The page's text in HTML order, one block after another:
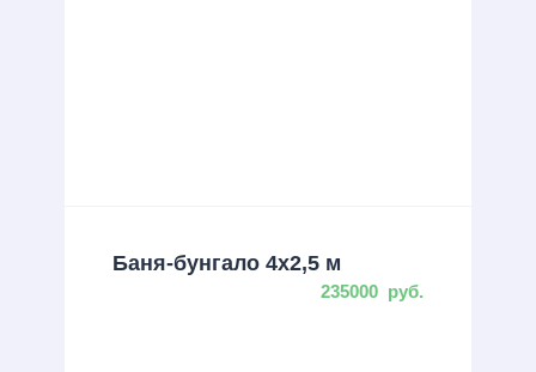
Баня-бунгало 4х2,5 м
235000 руб.